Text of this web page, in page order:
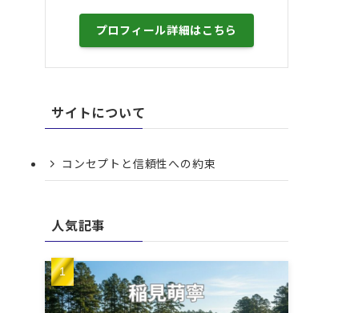
プロフィール詳細はこちら
サイトについて
コンセプトと信頼性への約束
人気記事